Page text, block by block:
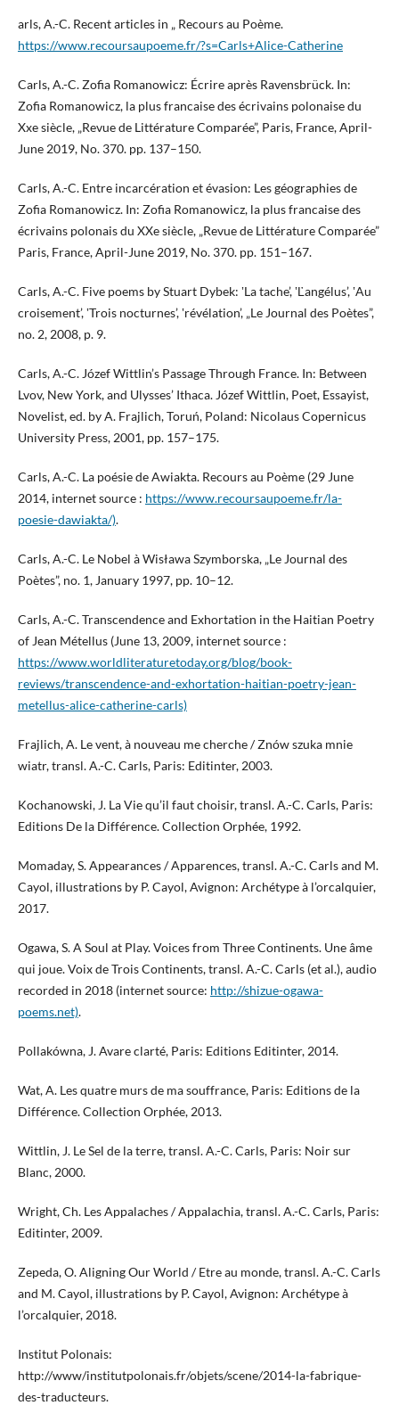
arls, A.-C. Recent articles in „ Recours au Poème.
https://www.recoursaupoeme.fr/?s=Carls+Alice-Catherine
Carls, A.-C. Zofia Romanowicz: Écrire après Ravensbrück. In:
Zofia Romanowicz, la plus francaise des écrivains polonaise du
Xxe siècle, „Revue de Littérature Comparée”, Paris, France, April-
June 2019, No. 370. pp. 137–150.
Carls, A.-C. Entre incarcération et évasion: Les géographies de
Zofia Romanowicz. In: Zofia Romanowicz, la plus francaise des
écrivains polonais du XXe siècle, „Revue de Littérature Comparée”
Paris, France, April-June 2019, No. 370. pp. 151–167.
Carls, A.-C. Five poems by Stuart Dybek: ‛La tache’, ‛Ľangélus’, ‛Au
croisement’, ‛Trois nocturnes’, ‛révélation’, „Le Journal des Poètes”,
no. 2, 2008, p. 9.
Carls, A.-C. Józef Wittlin’s Passage Through France. In: Between
Lvov, New York, and Ulysses’ Ithaca. Józef Wittlin, Poet, Essayist,
Novelist, ed. by A. Frajlich, Toruń, Poland: Nicolaus Copernicus
University Press, 2001, pp. 157–175.
Carls, A.-C. La poésie de Awiakta. Recours au Poème (29 June
2014, internet source : https://www.recoursaupoeme.fr/la-
poesie-dawiakta/).
Carls, A.-C. Le Nobel à Wisława Szymborska, „Le Journal des
Poètes”, no. 1, January 1997, pp. 10–12.
Carls, A.-C. Transcendence and Exhortation in the Haitian Poetry
of Jean Métellus (June 13, 2009, internet source :
https://www.worldliteraturetoday.org/blog/book-
reviews/transcendence-and-exhortation-haitian-poetry-jean-
metellus-alice-catherine-carls)
Frajlich, A. Le vent, à nouveau me cherche / Znów szuka mnie
wiatr, transl. A.-C. Carls, Paris: Editinter, 2003.
Kochanowski, J. La Vie qu’il faut choisir, transl. A.-C. Carls, Paris:
Editions De la Différence. Collection Orphée, 1992.
Momaday, S. Appearances / Apparences, transl. A.-C. Carls and M.
Cayol, illustrations by P. Cayol, Avignon: Archétype à l’orcalquier,
2017.
Ogawa, S. A Soul at Play. Voices from Three Continents. Une âme
qui joue. Voix de Trois Continents, transl. A.-C. Carls (et al.), audio
recorded in 2018 (internet source: http://shizue-ogawa-
poems.net).
Pollakówna, J. Avare clarté, Paris: Editions Editinter, 2014.
Wat, A. Les quatre murs de ma souffrance, Paris: Editions de la
Différence. Collection Orphée, 2013.
Wittlin, J. Le Sel de la terre, transl. A.-C. Carls, Paris: Noir sur
Blanc, 2000.
Wright, Ch. Les Appalaches / Appalachia, transl. A.-C. Carls, Paris:
Editinter, 2009.
Zepeda, O. Aligning Our World / Etre au monde, transl. A.-C. Carls
and M. Cayol, illustrations by P. Cayol, Avignon: Archétype à
l’orcalquier, 2018.
Institut Polonais:
http://www/institutpolonais.fr/objets/scene/2014-la-fabrique-
des-traducteurs.